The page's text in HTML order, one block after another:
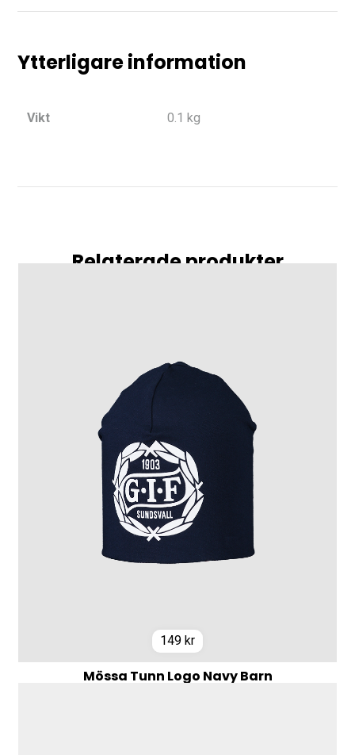
Ytterligare information
Vikt 0.1 kg
Relaterade produkter
149 kr
Mössa Tunn Logo Navy Barn